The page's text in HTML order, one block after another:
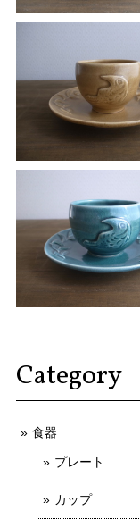
Category
食器
プレート
カップ